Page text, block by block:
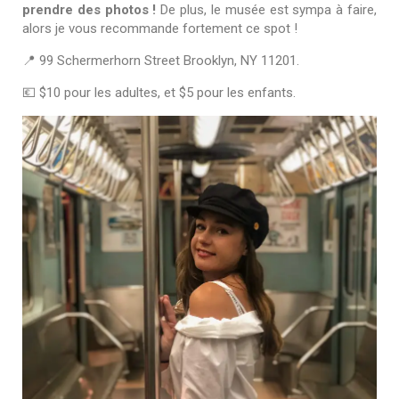
prendre des photos ! De plus, le musée est sympa à faire,
alors je vous recommande fortement ce spot !
📍 99 Schermerhorn Street Brooklyn, NY 11201.
💶 $10 pour les adultes, et $5 pour les enfants.